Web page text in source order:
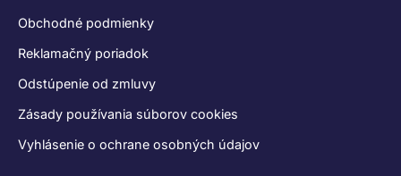
Obchodné podmienky
Reklamačný poriadok
Odstúpenie od zmluvy
Zásady používania súborov cookies
Vyhlásenie o ochrane osobných údajov